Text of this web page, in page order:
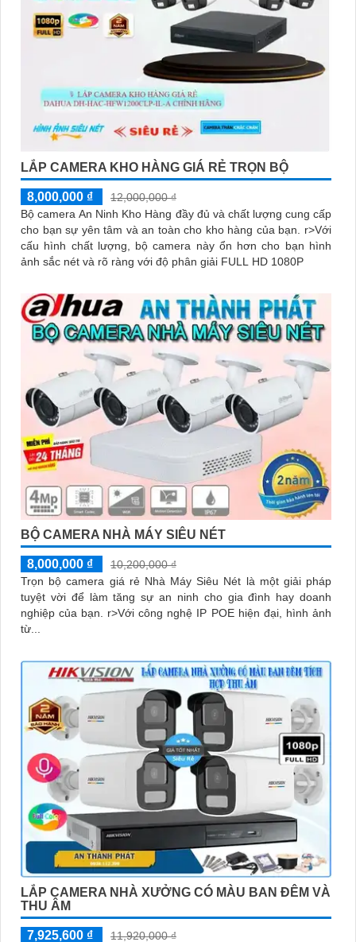
LẮP CAMERA KHO HÀNG GIÁ RẺ TRỌN BỘ
8,000,000 ₫
12,000,000 ₫
Bộ camera An Ninh Kho Hàng đầy đủ và chất lượng cung cấp
cho bạn sự yên tâm và an toàn cho kho hàng của bạn. r>Với
cấu hình chất lượng, bộ camera này ổn hơn cho bạn hình
ảnh sắc nét và rõ ràng với độ phân giải FULL HD 1080P
BỘ CAMERA NHÀ MÁY SIÊU NÉT
8,000,000 ₫
10,200,000 ₫
Trọn bộ camera giá rẻ Nhà Máy Siêu Nét là một giải pháp
tuyệt vời để làm tăng sự an ninh cho gia đình hay doanh
nghiệp của bạn. r>Với công nghệ IP POE hiện đại, hình ảnh
từ...
LẮP CAMERA NHÀ XƯỞNG CÓ MÀU BAN ĐÊM VÀ
THU ÂM
7,925,600 ₫
11,920,000 ₫